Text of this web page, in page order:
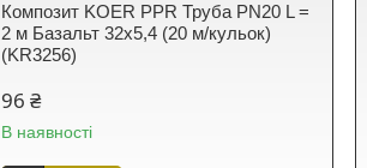
Композит KOER PPR Труба PN20 L =
2 м Базальт 32х5,4 (20 м/кульок)
(KR3256)
96 ₴
В наявності